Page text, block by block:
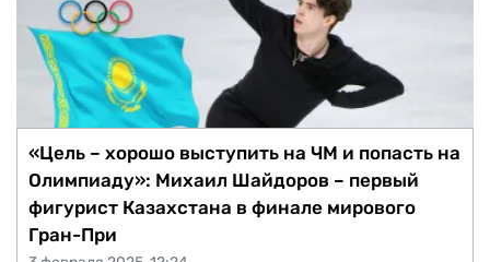
«Цель – хорошо выступить на ЧМ и попасть на
Олимпиаду»: Михаил Шайдоров – первый
фигурист Казахстана в финале мирового
Гран-При